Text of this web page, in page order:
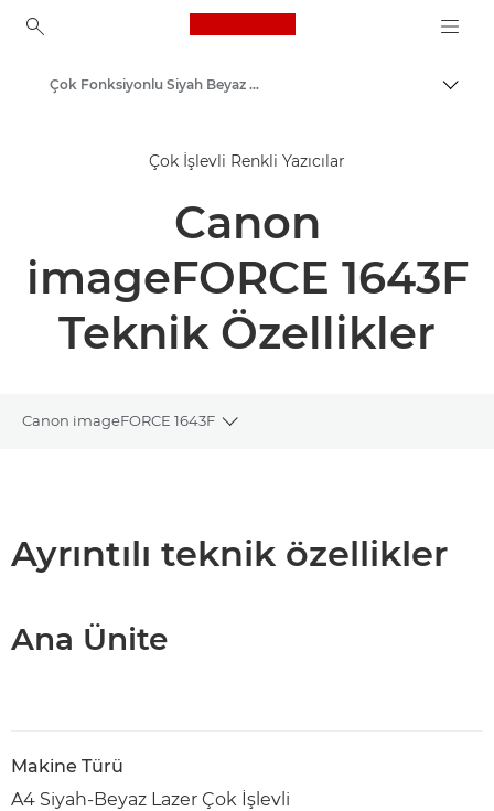
Canon Logo, back to
İçerik
Çözümler ve Hizmetler
Çok Fonksiyonlu Yazıcılar, Hepsi Bir Arada Yazıcılar
Çok Fonksiyonlu Siyah Beyaz Yazıcılar
Çok İşlevli Renkli Yazıcılar
Canon
imageFORCE 1643F
Teknik Özellikler
Canon imageFORCE 1643F
Toggle breadcrumbs
Ayrıntılı teknik özellikler
Ana Ünite
Makine Türü
A4 Siyah-Beyaz Lazer Çok İşlevli